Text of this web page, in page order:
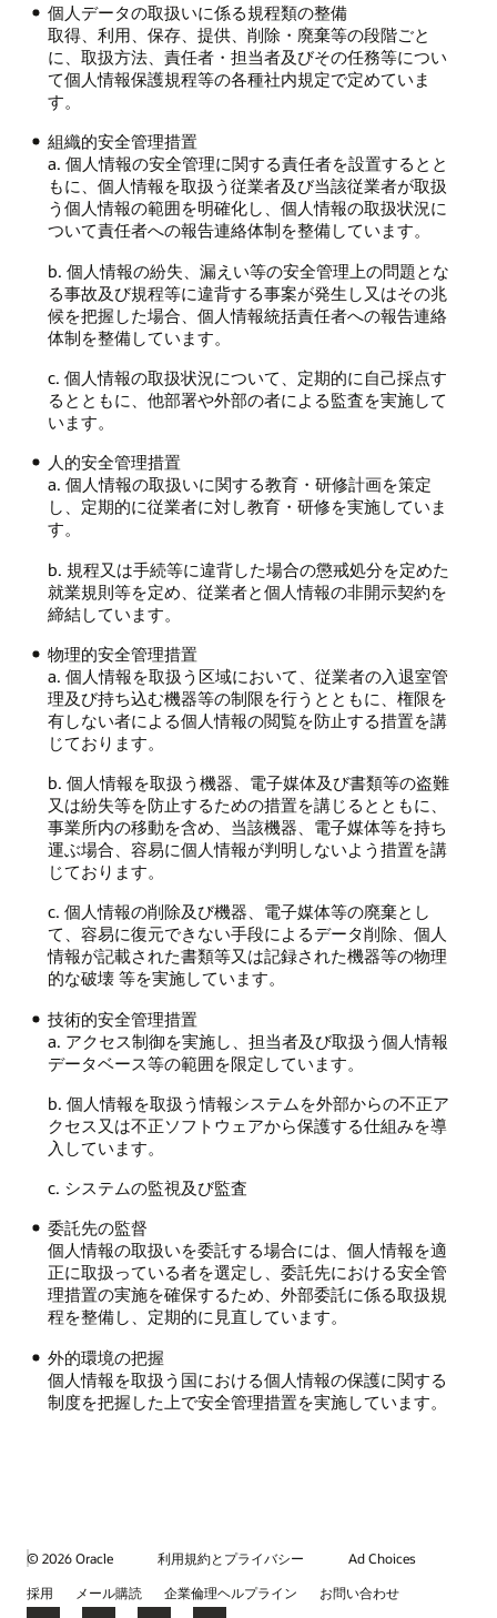
個人データの取扱いに係る規程類の整備
取得、利用、保存、提供、削除・廃棄等の段階ごと
に、取扱方法、責任者・担当者及びその任務等につい
て個人情報保護規程等の各種社内規定で定めていま
す。
組織的安全管理措置
a. 個人情報の安全管理に関する責任者を設置するとと
もに、個人情報を取扱う従業者及び当該従業者が取扱
う個人情報の範囲を明確化し、個人情報の取扱状況に
ついて責任者への報告連絡体制を整備しています。
b. 個人情報の紛失、漏えい等の安全管理上の問題とな
る事故及び規程等に違背する事案が発生し又はその兆
候を把握した場合、個人情報統括責任者への報告連絡
体制を整備しています。
c. 個人情報の取扱状況について、定期的に自己採点す
るとともに、他部署や外部の者による監査を実施して
います。
人的安全管理措置
a. 個人情報の取扱いに関する教育・研修計画を策定
し、定期的に従業者に対し教育・研修を実施していま
す。
b. 規程又は手続等に違背した場合の懲戒処分を定めた
就業規則等を定め、従業者と個人情報の非開示契約を
締結しています。
物理的安全管理措置
a. 個人情報を取扱う区域において、従業者の入退室管
理及び持ち込む機器等の制限を行うとともに、権限を
有しない者による個人情報の閲覧を防止する措置を講
じております。
b. 個人情報を取扱う機器、電子媒体及び書類等の盗難
又は紛失等を防止するための措置を講じるとともに、
事業所内の移動を含め、当該機器、電子媒体等を持ち
運ぶ場合、容易に個人情報が判明しないよう措置を講
じております。
c. 個人情報の削除及び機器、電子媒体等の廃棄とし
て、容易に復元できない手段によるデータ削除、個人
情報が記載された書類等又は記録された機器等の物理
的な破壊 等を実施しています。
技術的安全管理措置
a. アクセス制御を実施し、担当者及び取扱う個人情報
データベース等の範囲を限定しています。
b. 個人情報を取扱う情報システムを外部からの不正ア
クセス又は不正ソフトウェアから保護する仕組みを導
入しています。
c. システムの監視及び監査
委託先の監督
個人情報の取扱いを委託する場合には、個人情報を適
正に取扱っている者を選定し、委託先における安全管
理措置の実施を確保するため、外部委託に係る取扱規
程を整備し、定期的に見直しています。
外的環境の把握
個人情報を取扱う国における個人情報の保護に関する
制度を把握した上で安全管理措置を実施しています。
© 2026 Oracle 利用規約とプライバシー
Ad Choices
採用
メール購読 企業倫理ヘルプライン お問い合わせ